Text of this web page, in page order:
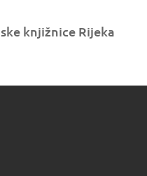
knjižnice Rijeka